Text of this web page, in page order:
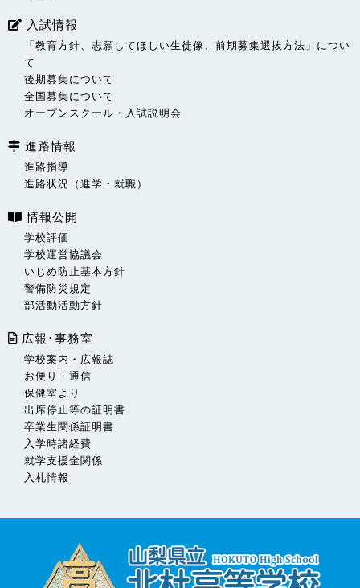
入試情報
「教育方針、志願してほしい生徒像、前期募集選抜方法」につい
て
後期募集について
全国募集について
オープンスクール・入試説明会
進路情報
進路指導
進路状況（進学・就職）
情報公開
学校評価
学校運営協議会
いじめ防止基本方針
警備防災規定
部活動活動方針
広報･事務室
学校案内・広報誌
お便り・通信
保健室より
出席停止等の証明書
卒業生関係証明書
入学時諸経費
就学支援金関係
入札情報